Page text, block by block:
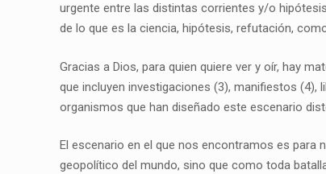
urgente entre las distintas corrientes y/o
de lo que es la ciencia, hipótesis, refutación,
Gracias a Dios, para quien quiere ver y oír, hay
que incluyen investigaciones (3), manifiestos
organismos que han diseñado este escenario
El escenario en el que nos encontramos es
geopolítico del mundo, sino que como toda